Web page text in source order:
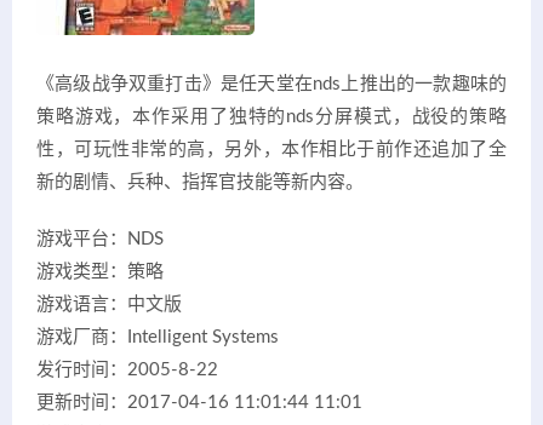
《高级战争双重打击》是任天堂在nds上推出的一款趣味的
策略游戏，本作采用了独特的nds分屏模式，战役的策略
性，可玩性非常的高，另外，本作相比于前作还追加了全
新的剧情、兵种、指挥官技能等新内容。
游戏平台：NDS
游戏类型：策略
游戏语言：中文版
游戏厂商：Intelligent Systems
发行时间：2005-8-22
更新时间：2017-04-16 11:01:44 11:01